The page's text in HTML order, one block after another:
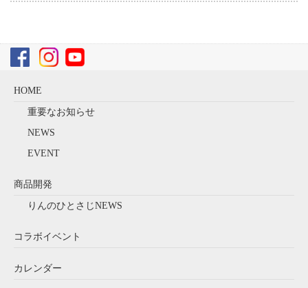
HOME
重要なお知らせ
NEWS
EVENT
商品開発
りんのひとさじNEWS
コラボイベント
カレンダー